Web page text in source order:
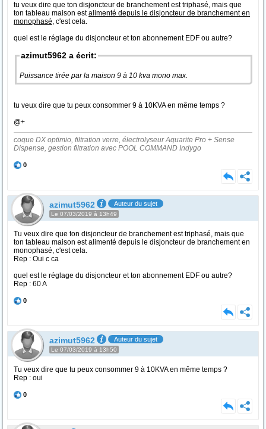
tu veux dire que ton disjoncteur de branchement est triphasé, mais que
ton tableau maison estalimenté depuis le disjoncteur de branchement en
monophasé, c'est cela.
quel est le réglage du disjoncteur et ton abonnement EDF ou autre?
azimut5962 a écrit:
Puissance tirée par la maison 9 à 10 kva mono max.
tu veux dire que tu peux consommer 9 à 10KVA en même temps ?
@+
coque DX optimio, filtration verre, électrolyseur Aquarite Pro + Sense
Dispense, gestion filtration avec POOL COMMAND Indygo
0
azimut5962 Auteur du sujet
Le 07/03/2019 à 13h49
Tu veux dire que ton disjoncteur de branchement est triphasé, mais que
ton tableau maison est alimenté depuis le disjoncteur de branchement en
monophasé, c'est cela.
Rep : Oui c ca
quel est le réglage du disjoncteur et ton abonnement EDF ou autre?
Rep : 60 A
0
azimut5962 Auteur du sujet
Le 07/03/2019 à 13h50
Tu veux dire que tu peux consommer 9 à 10KVA en même temps ?
Rep : oui
0